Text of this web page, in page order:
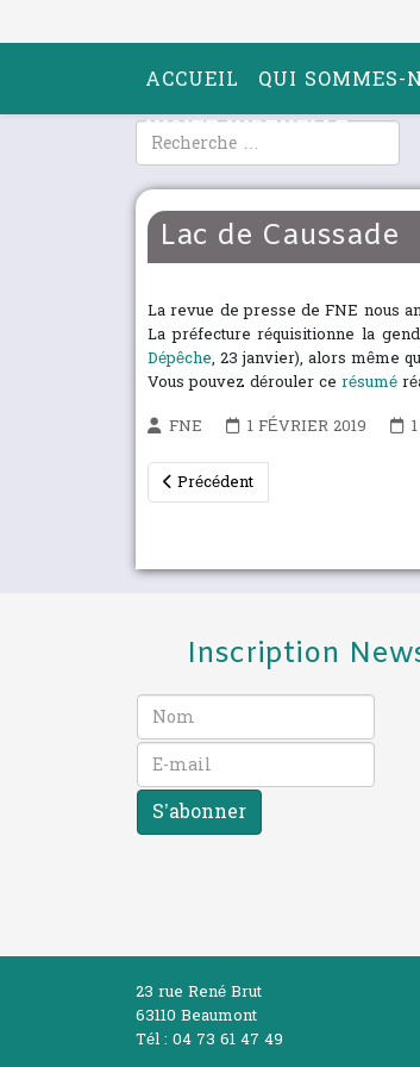
ACCUEIL QUI SOMMES-
VISITE VIRTUELLE
Rechercher
Lac de Caussade
La revue de presse de FNE nous
La préfecture réquisitionne la
Dépêche, 23 janvier), alors même
Vous pouvez dérouler ce résumé
FNE
1 FÉVRIER 2019
Article précédent : La France
Précédent
Inscription
S’abonner
23 rue René Brut
63110 Beaumont
Tél : 04 73 61 47 49